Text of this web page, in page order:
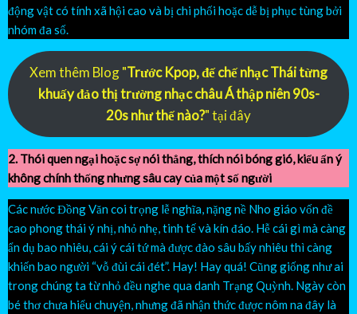
động vật có tính xã hội cao và bị chi phối hoặc dễ bị phục tùng bởi
nhóm đa số.
Xem thêm Blog "Trước Kpop, đế chế nhạc Thái từng
khuấy đảo thị trường nhạc châu Á thập niên 90s-
20s như thế nào?" tại đây
2. Thói quen ngại hoặc sợ nói thẳng, thích nói bóng gió, kiểu ẩn ý
không chính thống nhưng sâu cay của một số người
Các nước Đồng Văn coi trọng lễ nghĩa, nặng nề Nho giáo vốn đề
cao phong thái ý nhị, nhỏ nhẹ, tinh tế và kín đáo. Hễ cái gì mà càng
ẩn dụ bao nhiêu, cái ý cái tứ mà được đào sâu bấy nhiêu thì càng
khiến bao người “vỗ đùi cái đét”. Hay! Hay quá! Cũng giống như ai
trong chúng ta từ nhỏ đều nghe qua danh Trạng Quỳnh. Ngày còn
bé thơ chưa hiểu chuyện, nhưng đã nhận thức được nôm na đây là